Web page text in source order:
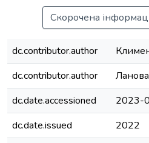
Скорочена
dc.contributor.author
dc.contributor.author
dc.date.accessioned
2023-
dc.date.issued
2022